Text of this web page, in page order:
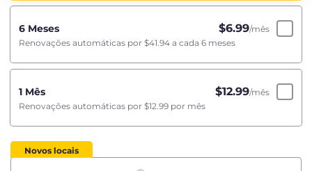
6 Meses $6.99/mês
Renovações automáticas por $41.94 a cada 6 meses
1 Mês $12.99/mês
Renovações automáticas por $12.99 por mês
Novos locais